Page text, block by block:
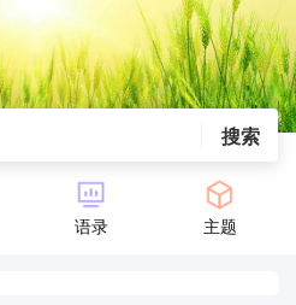
搜索
语录 主题